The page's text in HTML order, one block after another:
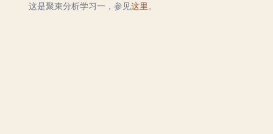
这是聚束分析学习一，参见这里 。